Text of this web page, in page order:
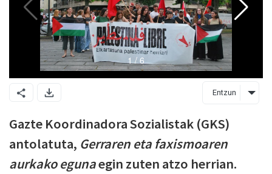
Entzun
Gazte Koordinadora Sozialistak (GKS)
antolatuta, Gerraren eta faxismoaren
aurkako egunaegin zuten atzo herrian.